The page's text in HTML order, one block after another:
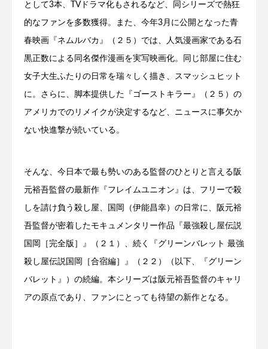
として3本、TVドラマ化もされるなど、同シリーズで熱狂
的なファンを多数獲得。また、今年3月に公開となった青
春映画『ネムルバカ』（２５）では、人気漫画家である石
黒正数による同名傑作漫画を実写映画化。同じ部屋に住む
女子大生ふたりの日常を瑞々しく描き、スマッシュヒット
に。さらに、脚本提供した『ゴーストキラー』（２５）の
アメリカでのリメイクが決定するなど、ニュースに事欠か
ない快進撃が続いている。
そんな、今日本で最も勢いのある監督のひとりと言える阪
元裕吾監督の最新作『フレイムユニオン』は、フリーで殺
しを請け負う殺し屋、国岡（伊能昌幸）の日常に、阪元裕
吾監督が密着したモキュメンタリー作品『最強殺し屋伝説
国岡［完全版］』（２１）、続く『グリーンバレット 最強
殺し屋伝説国岡［合宿編］』（２２）（以下、『グリーン
バレット』）の続編。本シリーズは阪元裕吾監督のキャリ
アの原点であり、ファンにとっても待望の新作となる。